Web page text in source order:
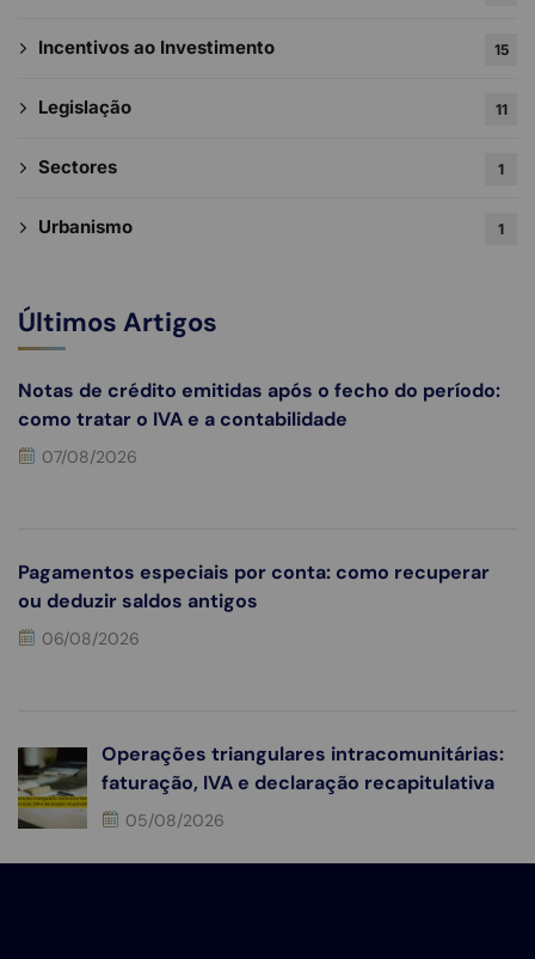
Incentivos ao Investimento 15
Legislação 11
Sectores 1
Urbanismo 1
Últimos Artigos
Notas de crédito emitidas após o fecho do período:
como tratar o IVA e a contabilidade
07/08/2026
Pagamentos especiais por conta: como recuperar
ou deduzir saldos antigos
06/08/2026
Operações triangulares intracomunitárias:
faturação, IVA e declaração recapitulativa
05/08/2026